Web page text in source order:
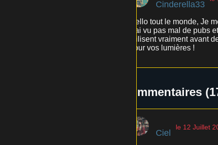
Cinderella33
Hello tout le monde, Je
J'ai vu pas mal de pubs
utilisent vraiment avant
pour vos lumières !
Commentaires
Ciel
le 12 Juillet